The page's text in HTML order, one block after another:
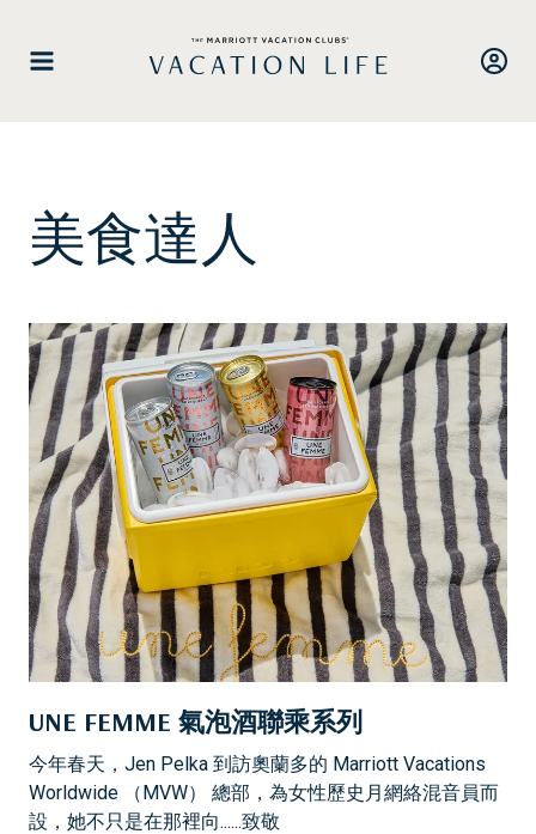
美食達人
UNE FEMME 氣泡酒聯乘系列
今年春天，Jen Pelka 到訪奧蘭多的 Marriott Vacations
Worldwide （MVW） 總部，為女性歷史月網絡混音員而
設，她不只是在那裡向......致敬